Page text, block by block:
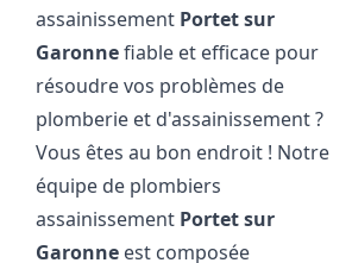
assainissement Portet sur
Garonnefiable et efficace pour
résoudre vos problèmes de
plomberie et d'assainissement ?
Vous êtes au bon endroit ! Notre
équipe de plombiers
assainissement Portet sur
Garonne est composée